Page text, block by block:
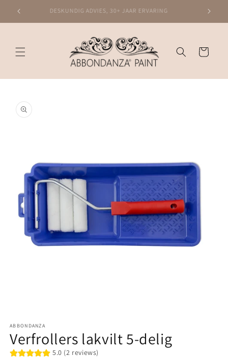
naar de
DESKUNDIG ADVIES, 30+ JAAR ERVARING
Winkelwagen
direct naar
openen
in
modaal
ABBONDANZA
Verfrollers lakvilt 5-delig
5.0 (2 reviews)